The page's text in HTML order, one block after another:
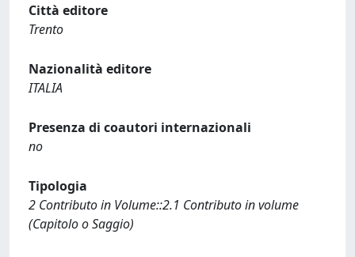
Città editore
Trento
Nazionalità editore
ITALIA
Presenza di coautori internazionali
no
Tipologia
2 Contributo in Volume::2.1 Contributo in volume
(Capitolo o Saggio)